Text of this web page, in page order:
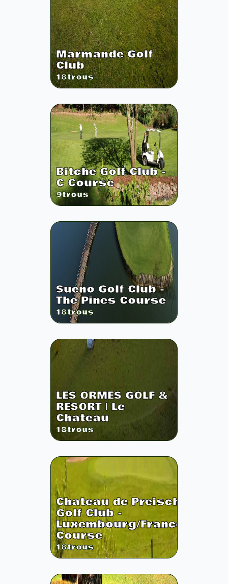
Marmande Golf
Club
18trous
Bitche Golf Club -
C Course
9trous
Sueno Golf Club -
The Pines Course
18trous
LES ORMES GOLF &
RESORT | Le
Chateau
18trous
Chateau de Preisch
Golf Club -
Luxembourg/France
Course
18trous